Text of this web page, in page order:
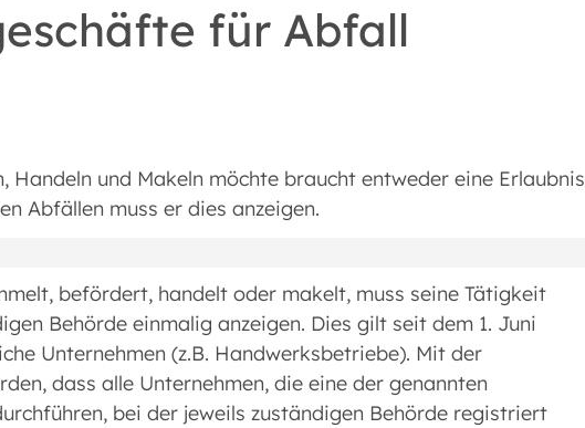
für Abfall
Handeln und Makeln möchte braucht entweder eine Erlaubnis
Abfällen muss er dies anzeigen.
befördert, handelt oder makelt, muss seine Tätigkeit
Behörde einmalig anzeigen. Dies gilt seit dem 1. Juni
Unternehmen (z.B. Handwerksbetriebe). Mit der
dass alle Unternehmen, die eine der genannten
bei der jeweils zuständigen Behörde registriert